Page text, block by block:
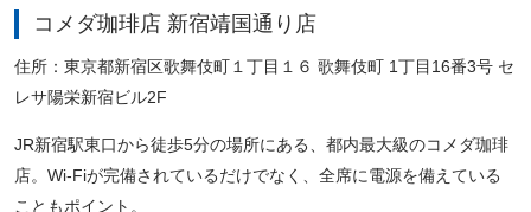
コメダ珈琲店 新宿靖国通り店
住所：東京都新宿区歌舞伎町１丁目１６ 歌舞伎町 1丁目16番3号 セ
レサ陽栄新宿ビル2F
JR新宿駅東口から徒歩5分の場所にある、都内最大級のコメダ珈琲
店。Wi-Fiが完備されているだけでなく、全席に電源を備えている
こともポイント。